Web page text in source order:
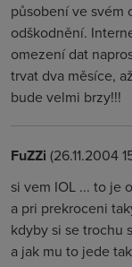
působení ve svém
odškodnění.
omezení dat
trvat dva měsíce,
bude velmi brzy!!!
FuZZi (26.11.2004
si vem IOL ... to je
a pri prekroceni
kdyby si se trochu
a jak mu to jede